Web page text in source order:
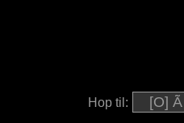
Hop til: